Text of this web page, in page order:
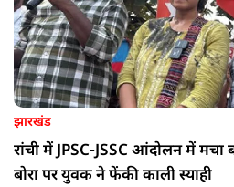
झारखंड
रांची में JPSC-JSSC आंदोलन में मचा
बोरा पर युवक ने फेंकी काली स्याही